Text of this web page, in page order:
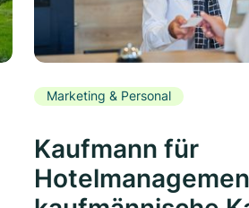
Marketing & Personal
Kaufmann für